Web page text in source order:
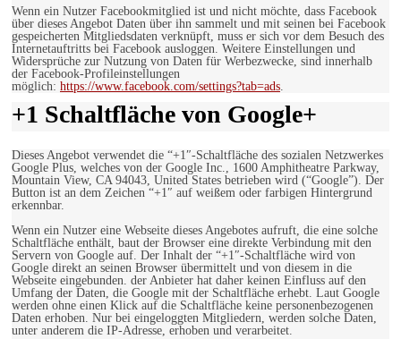
Wenn ein Nutzer Facebookmitglied ist und nicht möchte, dass Facebook
über dieses Angebot Daten über ihn sammelt und mit seinen bei Facebook
gespeicherten Mitgliedsdaten verknüpft, muss er sich vor dem Besuch des
Internetauftritts bei Facebook ausloggen. Weitere Einstellungen und
Widersprüche zur Nutzung von Daten für Werbezwecke, sind innerhalb
der Facebook-Profileinstellungen
möglich: https://www.facebook.com/settings?tab=ads.
+1 Schaltfläche von Google+
Dieses Angebot verwendet die “+1″-Schaltfläche des sozialen Netzwerkes
Google Plus, welches von der Google Inc., 1600 Amphitheatre Parkway,
Mountain View, CA 94043, United States betrieben wird (“Google”). Der
Button ist an dem Zeichen “+1″ auf weißem oder farbigen Hintergrund
erkennbar.
Wenn ein Nutzer eine Webseite dieses Angebotes aufruft, die eine solche
Schaltfläche enthält, baut der Browser eine direkte Verbindung mit den
Servern von Google auf. Der Inhalt der “+1″-Schaltfläche wird von
Google direkt an seinen Browser übermittelt und von diesem in die
Webseite eingebunden. der Anbieter hat daher keinen Einfluss auf den
Umfang der Daten, die Google mit der Schaltfläche erhebt. Laut Google
werden ohne einen Klick auf die Schaltfläche keine personenbezogenen
Daten erhoben. Nur bei eingeloggten Mitgliedern, werden solche Daten,
unter anderem die IP-Adresse, erhoben und verarbeitet.